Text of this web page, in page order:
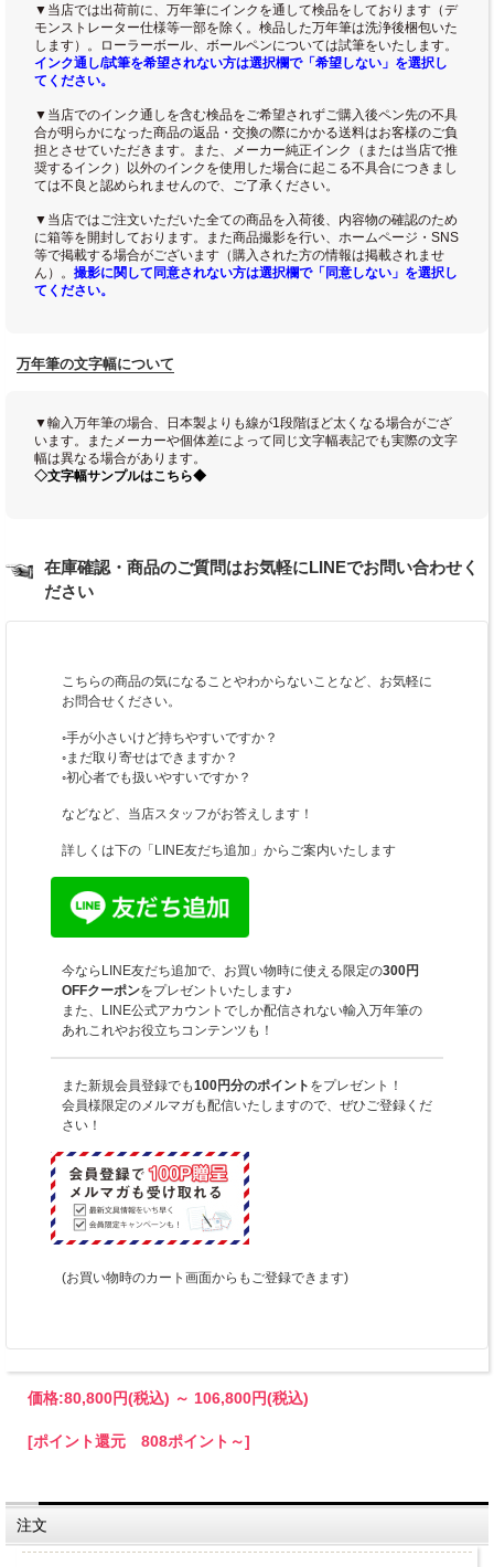
▼当店では出荷前に、万年筆にインクを通して検品をしております（デ
モンストレーター仕様等一部を除く。検品した万年筆は洗浄後梱包いた
します）。ローラーボール、ボールペンについては試筆をいたします。
インク通し/試筆を希望されない方は選択欄で「希望しない」を選択し
てください。
▼当店でのインク通しを含む検品をご希望されずご購入後ペン先の不具
合が明らかになった商品の返品・交換の際にかかる送料はお客様のご負
担とさせていただきます。また、メーカー純正インク（または当店で推
奨するインク）以外のインクを使用した場合に起こる不具合につきまし
ては不良と認められませんので、ご了承ください。
▼当店ではご注文いただいた全ての商品を入荷後、内容物の確認のため
に箱等を開封しております。また商品撮影を行い、ホームページ・SNS
等で掲載する場合がございます（購入された方の情報は掲載されませ
ん）。 撮影に関して同意されない方は選択欄で「同意しない」を選択し
てください。
万年筆の文字幅について
▼輸入万年筆の場合、日本製よりも線が1段階ほど太くなる場合がござ
います。またメーカーや個体差によって同じ文字幅表記でも実際の文字
幅は異なる場合があります。
◇文字幅サンプルはこちら◆
在庫確認・商品のご質問はお気軽にLINEでお問い合わせく
ださい
こちらの商品の気になることやわからないことなど、お気軽に
お問合せください。
◦手が小さいけど持ちやすいですか？
◦まだ取り寄せはできますか？
◦初心者でも扱いやすいですか？
などなど、当店スタッフがお答えします！
詳しくは下の「LINE友だち追加」からご案内いたします
今ならLINE友だち追加で、お買い物時に使える限定の300円
OFFクーポンをプレゼントいたします♪
また、LINE公式アカウントでしか配信されない輸入万年筆の
あれこれやお役立ちコンテンツも！
また新規会員登録でも100円分のポイント をプレゼント！
会員様限定のメルマガも配信いたしますので、ぜひご登録くだ
さい！
(お買い物時のカート画面からもご登録できます)
価格:80,800円(税込) ～ 106,800円(税込)
[ポイント還元 808ポイント～]
注文